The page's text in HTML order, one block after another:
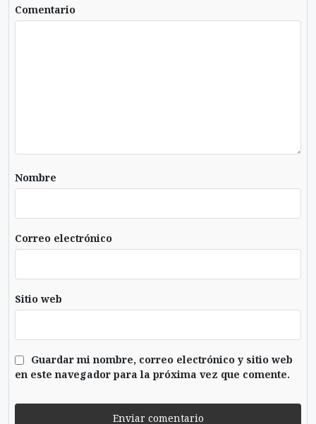
Comentario
Nombre
Correo electrónico
Sitio web
Guardar mi nombre, correo electrónico y sitio web
en este navegador para la próxima vez que comente.